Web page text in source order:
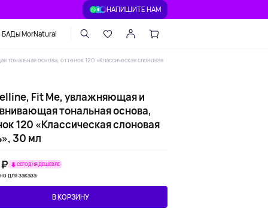
НАПИШИТЕ НАМ
БАДы MorNatural
основа, оттенок 120 «Классическая слоновая
Fit Me, увлажняющая и
тональная основа,
120 «Классическая слоновая
30 мл
СЕГОДНЯ ДЕШЕВЛЕ
для заказа
В КОРЗИНУ